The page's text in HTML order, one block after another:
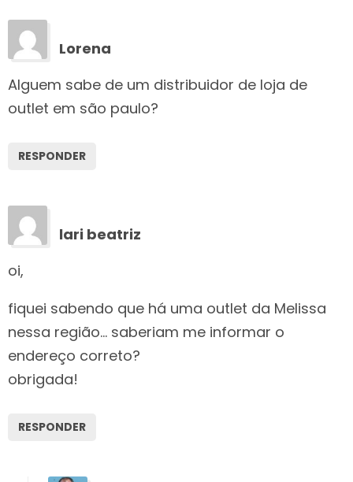
Lorena
Alguem sabe de um distribuidor de loja de
outlet em são paulo?
RESPONDER
lari beatriz
oi,
fiquei sabendo que há uma outlet da Melissa
nessa região… saberiam me informar o
endereço correto?
obrigada!
RESPONDER